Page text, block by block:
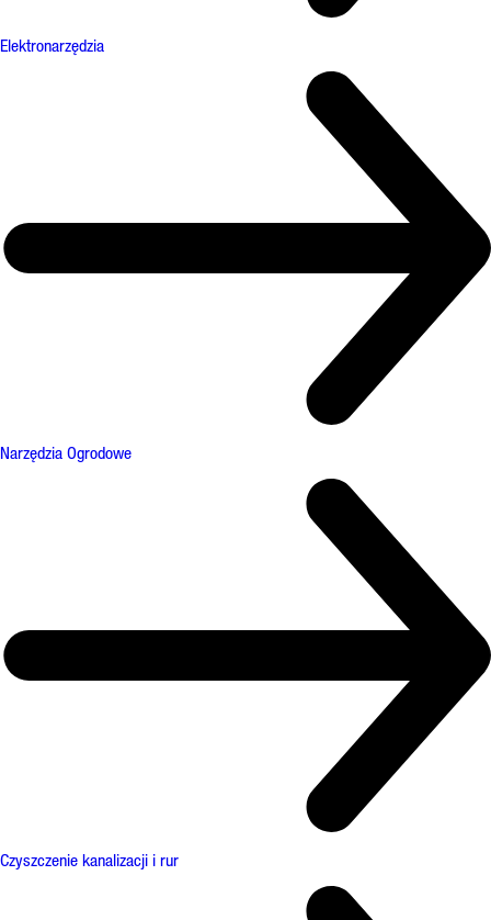
Elektronarzędzia
Narzędzia Ogrodowe
Czyszczenie kanalizacji i rur